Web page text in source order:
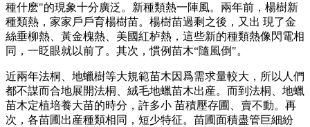
種什麽"的現象十分廣泛。新種類熱一陣風。兩年前，楊樹新
種類熱，家家戶戶育楊樹苗。楊樹苗過剩之後，又出 現了金
絲垂柳熱、黃金槐熱、美國紅栌熱，這些新的種類熱像閃電相
同，一眨眼就以前了。其次，慣例苗木“隨風倒"。
近兩年法桐、地蠟樹等大規範苗木因爲需求量較大，所以人們
都不謀而合地展開法桐、絨毛地蠟苗木出産。而到法桐、地蠟
苗木定植培養大苗的時分，許多小 苗積壓存圃、賣不動。再
次，各苗圃出産種類相同，短少特征。苗圃面積盡管巨細紛